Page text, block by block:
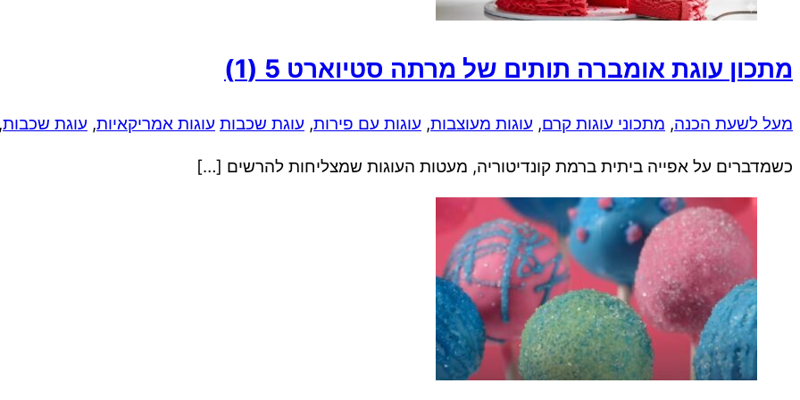
מתכון עוגת אומברה תותים של מרתה סטיוארט 5 (1)
מעל לשעת הכנה, מתכוני עוגות קרם, עוגות מעוצבות, עוגות עם פירות, עוגת שכבות עוגות אמריקאיות, עוגת שכבות,
כשמדברים על אפייה ביתית ברמת קונדיטוריה, מעטות העוגות שמצליחות להרשים […]